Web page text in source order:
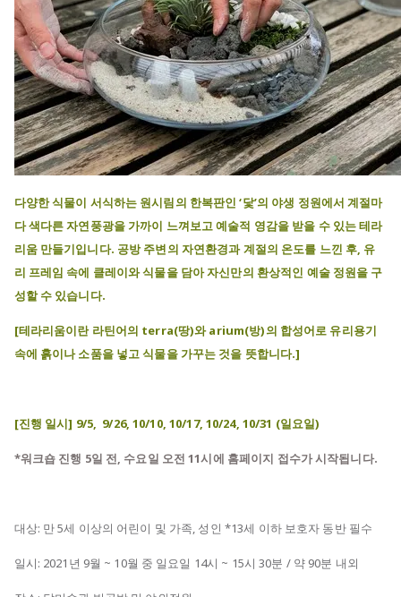
다양한 식물이 서식하는 원시림의 한복판인 ‘닻’의 야생 정원에서 계절마
다 색다른 자연풍광을 가까이 느껴보고 예술적 영감을 받을 수 있는 테라
리움 만들기입니다. 공방 주변의 자연환경과 계절의 온도를 느낀 후, 유
리 프레임 속에 클레이와 식물을 담아 자신만의 환상적인 예술 정원을 구
성할 수 있습니다.
[테라리움이란 라틴어의 terra(땅)와 arium(방)의 합성어로 유리용기
속에 흙이나 소품을 넣고 식물을 가꾸는 것을 뜻합니다.]
[진행 일시] 9/5, 9/26, 10/10, 10/17, 10/24, 10/31 (일요일)
*워크숍 진행 5일 전, 수요일 오전 11시에 홈페이지 접수가 시작됩니다.
대상: 만 5세 이상의 어린이 및 가족, 성인 *13세 이하 보호자 동반 필수
일시: 2021년 9월 ~ 10월 중 일요일 14시 ~ 15시 30분 / 약 90분 내외